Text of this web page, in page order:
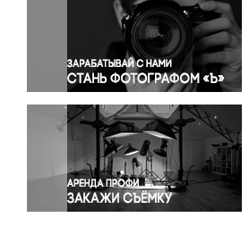
Политика
Правосудие
Происшествия и конфликты
Религия
Светская жизнь
Спорт
Экология
Экономика и бизнес